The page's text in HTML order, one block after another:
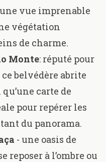
vue imprenable
végétation
de charme.
Monte: réputé pour
belvédère abrite
carte de
pour repérer les
du panorama.
- une oasis de
reposer à l’ombre ou